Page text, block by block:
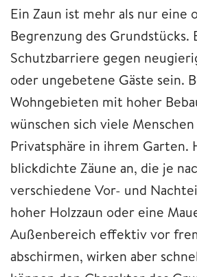
Ein Zaun ist mehr als nur eine
Begrenzung des Grundstücks.
Schutzbarriere gegen
oder ungebetene Gäste sein.
Wohngebieten mit hoher
wünschen sich viele
Privatsphäre in ihrem Garten.
blickdichte Zäune an, die je
verschiedene Vor- und
hoher Holzzaun oder eine
Außenbereich effektiv vor
abschirmen, wirken aber